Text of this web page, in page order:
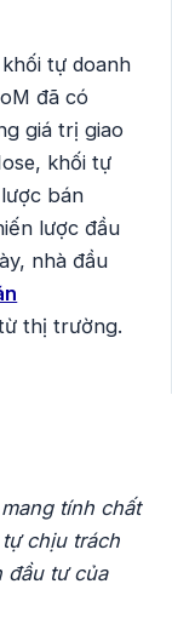
tự doanh
đã có
giá trị giao
khối tự
bán
lược đầu
nhà đầu
thị trường.
tính chất
chịu trách
đầu tư của